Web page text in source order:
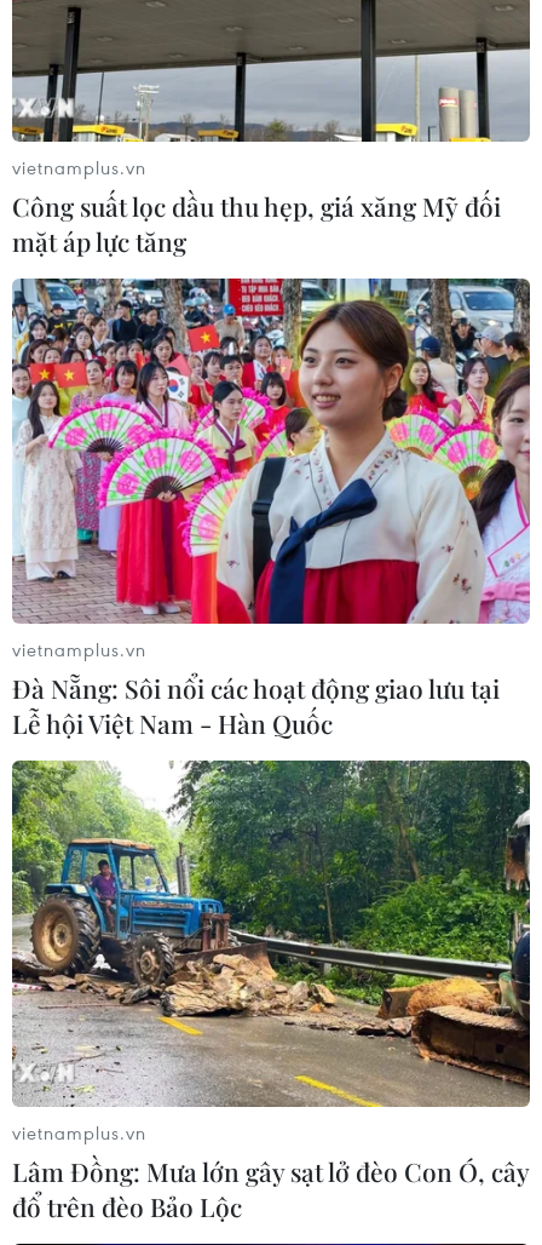
vietnamplus.vn
Công suất lọc dầu thu hẹp, giá xăng Mỹ đối
mặt áp lực tăng
vietnamplus.vn
Đà Nẵng: Sôi nổi các hoạt động giao lưu tại
Lễ hội Việt Nam - Hàn Quốc
vietnamplus.vn
Lâm Đồng: Mưa lớn gây sạt lở đèo Con Ó, cây
đổ trên đèo Bảo Lộc